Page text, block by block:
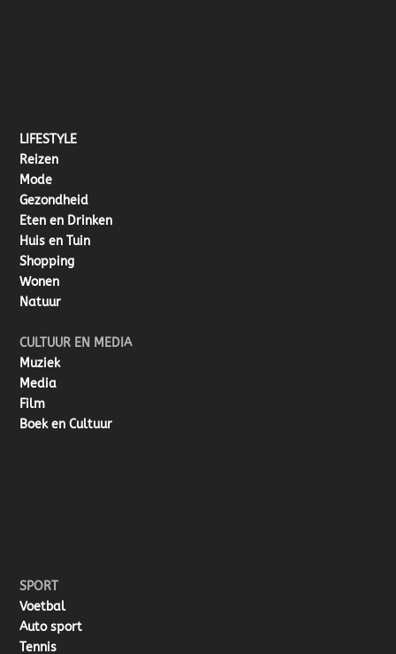
LIFESTYLE
Reizen
Mode
Gezondheid
Eten en Drinken
Huis en Tuin
Shopping
Wonen
Natuur
CULTUUR EN MEDIA
Muziek
Media
Film
Boek en Cultuur
SPORT
Voetbal
Auto sport
Tennis